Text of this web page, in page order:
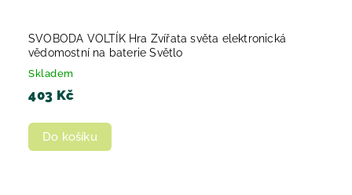
SVOBODA VOLTÍK Hra Zvířata světa elektronická
vědomostní na baterie Světlo
Skladem
403 Kč
Do košíku